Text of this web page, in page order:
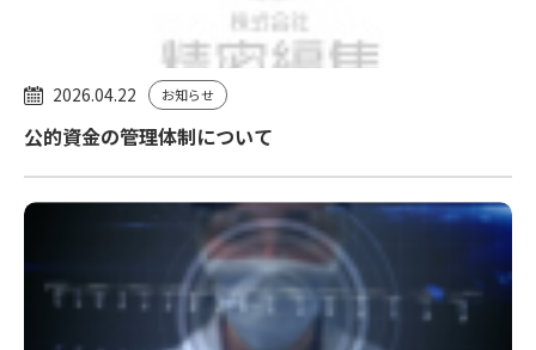
2026.04.22 お知らせ
公的資金の管理体制について